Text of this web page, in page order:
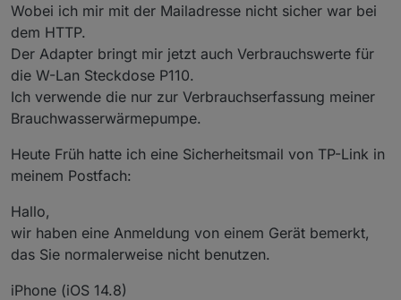
Wobei ich mir mit der Mailadresse nicht sicher war bei
dem HTTP.
Der Adapter bringt mir jetzt auch Verbrauchswerte für
die W-Lan Steckdose P110.
Ich verwende die nur zur Verbrauchserfassung meiner
Brauchwasserwärmepumpe.
Heute Früh hatte ich eine Sicherheitsmail von TP-Link in
meinem Postfach:
Hallo,
wir haben eine Anmeldung von einem Gerät bemerkt,
das Sie normalerweise nicht benutzen.
iPhone (iOS 14.8)